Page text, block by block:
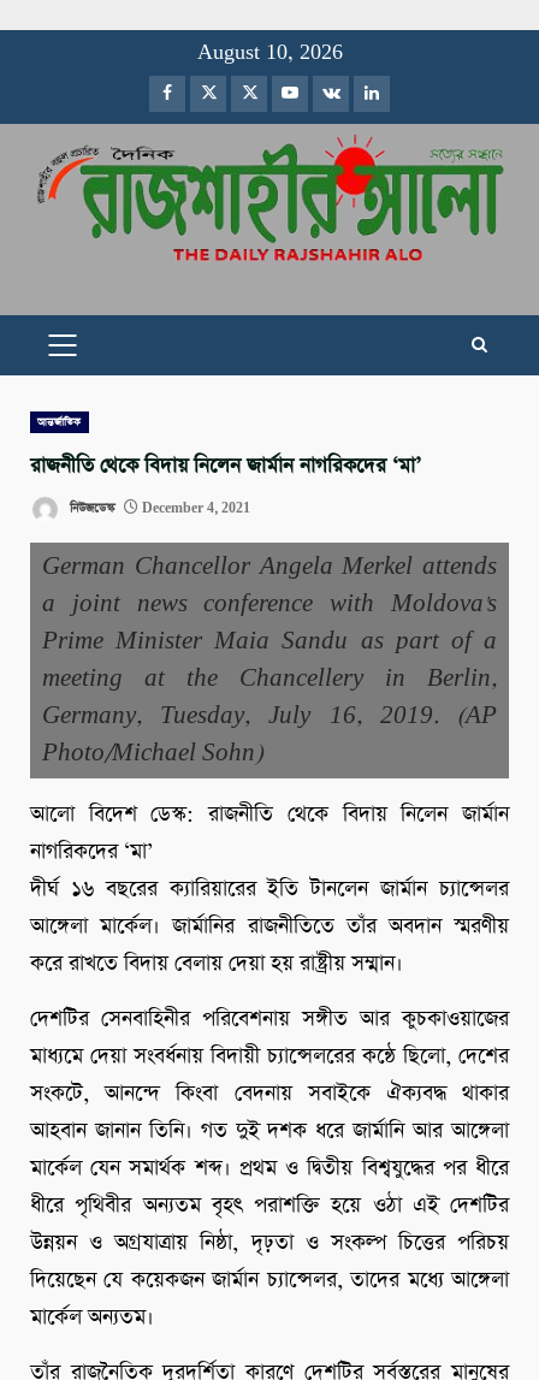
August 10, 2026
Facebook
TwitterInstagram
Youtube
VK LinkedIn
PRIMARY
আন্তর্জাতিক
রাজনীতি থেকে বিদায় নিলেন জার্মান নাগরিকদের ‘মা’
নিউজডেস্ক December 4, 2021
German Chancellor Angela Merkel attends
a joint news conference with Moldova's
Prime Minister Maia Sandu as part of a
meeting at the Chancellery in Berlin,
Germany, Tuesday, July 16, 2019. (AP
Photo/Michael Sohn)
আলো বিদেশ ডেস্ক: রাজনীতি থেকে বিদায় নিলেন জার্মান
নাগরিকদের ‘মা’
দীর্ঘ ১৬ বছরের ক্যারিয়ারের ইতি টানলেন জার্মান চ্যান্সেলর
আঙ্গেলা মার্কেল। জার্মানির রাজনীতিতে তাঁর অবদান স্মরণীয়
করে রাখতে বিদায় বেলায় দেয়া হয় রাষ্ট্রীয় সম্মান।
দেশটির সেনবাহিনীর পরিবেশনায় সঙ্গীত আর কুচকাওয়াজের
মাধ্যমে দেয়া সংবর্ধনায় বিদায়ী চ্যান্সেলরের কন্ঠে ছিলো, দেশের
সংকটে, আনন্দে কিংবা বেদনায় সবাইকে ঐক্যবদ্ধ থাকার
আহবান জানান তিনি। গত দুই দশক ধরে জার্মানি আর আঙ্গেলা
মার্কেল যেন সমার্থক শব্দ। প্রথম ও দ্বিতীয় বিশ্বযুদ্ধের পর ধীরে
ধীরে পৃথিবীর অন্যতম বৃহৎ পরাশক্তি হয়ে ওঠা এই দেশটির
উন্নয়ন ও অগ্রযাত্রায় নিষ্ঠা, দৃঢ়তা ও সংকল্প চিত্তের পরিচয়
দিয়েছেন যে কয়েকজন জার্মান চ্যান্সেলর, তাদের মধ্যে আঙ্গেলা
মার্কেল অন্যতম।
তাঁর রাজনৈতিক দূরদর্শিতা কারণে দেশটির সর্বস্তরের মানুষের